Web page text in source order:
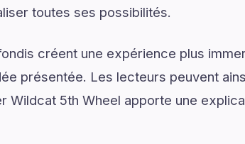
toutes ses possibilités.
créent une expérience plus
présentée. Les lecteurs peuvent
Wildcat 5th Wheel apporte une